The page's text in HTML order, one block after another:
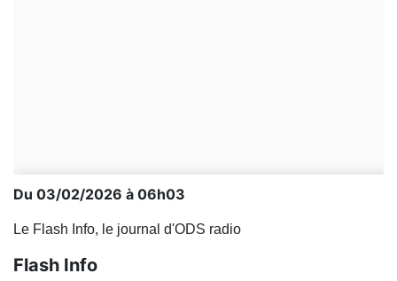
Du 03/02/2026 à 06h03
Le Flash Info, le journal d'ODS radio
Flash Info